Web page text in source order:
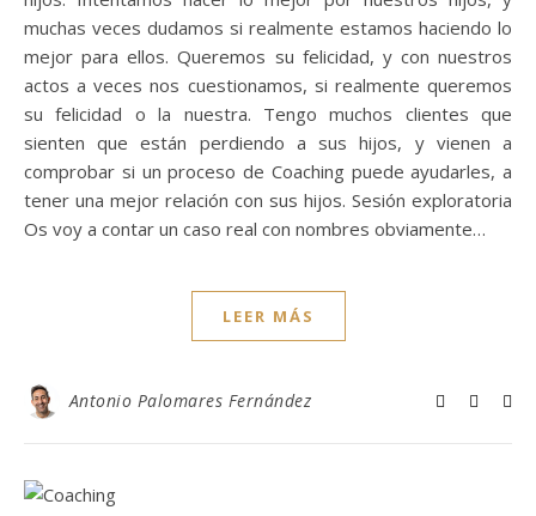
muchas veces dudamos si realmente estamos haciendo lo
mejor para ellos. Queremos su felicidad, y con nuestros
actos a veces nos cuestionamos, si realmente queremos
su felicidad o la nuestra. Tengo muchos clientes que
sienten que están perdiendo a sus hijos, y vienen a
comprobar si un proceso de Coaching puede ayudarles, a
tener una mejor relación con sus hijos. Sesión exploratoria
Os voy a contar un caso real con nombres obviamente…
LEER MÁS
Antonio Palomares Fernández